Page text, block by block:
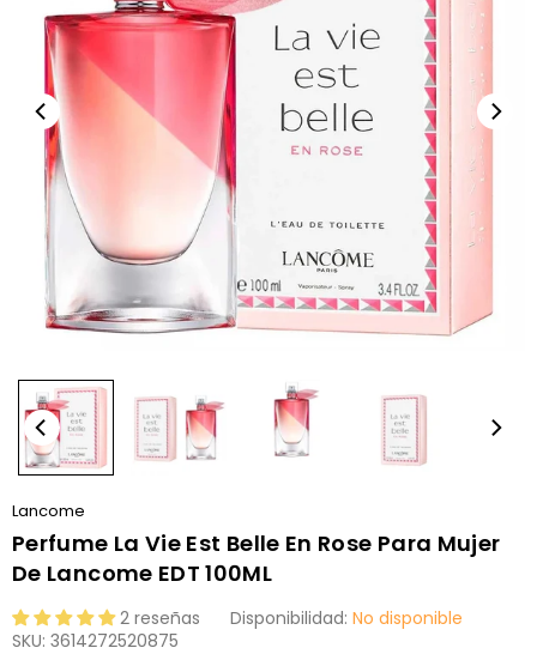
Lancome
Perfume La Vie Est Belle En Rose Para Mujer
De Lancome EDT 100ML
2 reseñas Disponibilidad: No disponible
SKU: 3614272520875